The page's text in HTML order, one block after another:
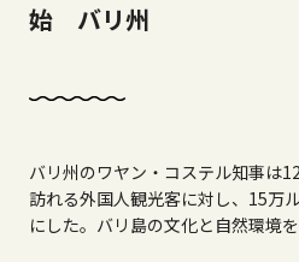
始 バリ州
バリ州のワヤン・コステル知事は
訪れる外国人観光客に対し、15万
にした。バリ島の文化と自然環境